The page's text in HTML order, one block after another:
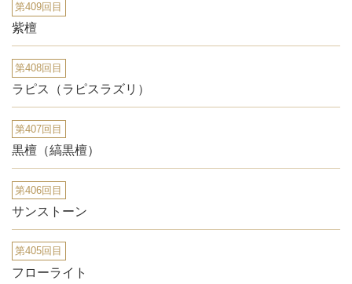
第409回目
紫檀
第408回目
ラピス（ラピスラズリ）
第407回目
黒檀（縞黒檀）
第406回目
サンストーン
第405回目
フローライト